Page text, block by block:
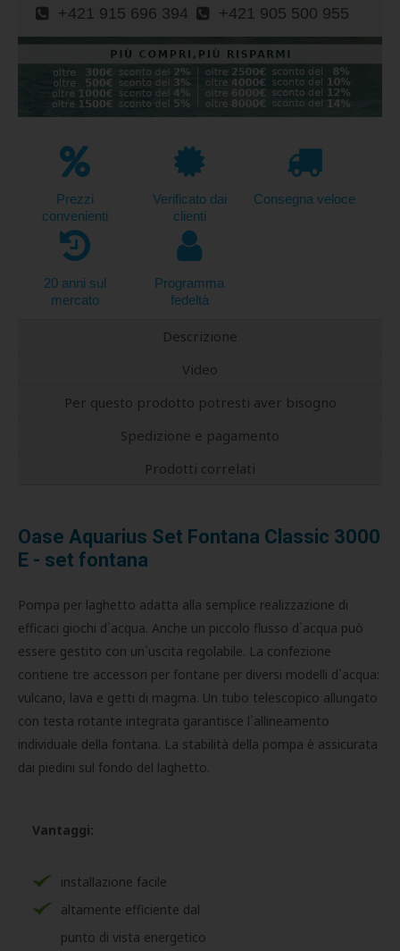
+421 915 696 394 +421 905 500 955
Prezzi
convenienti
Verificato dai
clienti
Consegna veloce
20 anni sul
mercato
Programma
fedeltà
Descrizione
Video
Per questo prodotto potresti aver bisogno
Spedizione e pagamento
Prodotti correlati
Oase Aquarius Set Fontana Classic 3000
E - set fontana
Pompa per laghetto adatta alla semplice realizzazione di
efficaci giochi d`acqua. Anche un piccolo flusso d`acqua può
essere gestito con un`uscita regolabile. La confezione
contiene tre accessori per fontane per diversi modelli d`acqua:
vulcano, lava e getti di magma. Un tubo telescopico allungato
con testa rotante integrata garantisce l`allineamento
individuale della fontana. La stabilità della pompa è assicurata
dai piedini sul fondo del laghetto.
Vantaggi:
installazione facile
altamente efficiente dal
punto di vista energetico